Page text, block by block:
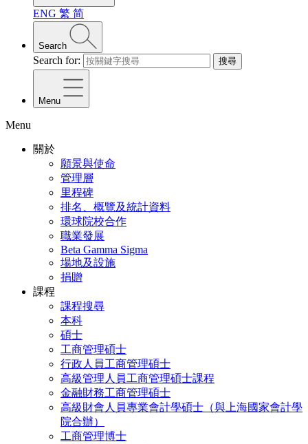
ENG 繁 简
Search
Search for: 搜尋
Menu
Menu
關於
願景與使命
管理層
里程碑
排名、概覽及統計資料
環球院校合作
職業發展
Beta Gamma Sigma
場地及設施
捐贈
課程
課程搜尋
本科
碩士
工商管理碩士
行政人員工商管理碩士
高級管理人員工商管理碩士課程
金融財務工商管理碩士
高級財會人員專業會計學碩士（與上海國家會計學
院合辦）
工商管理博士